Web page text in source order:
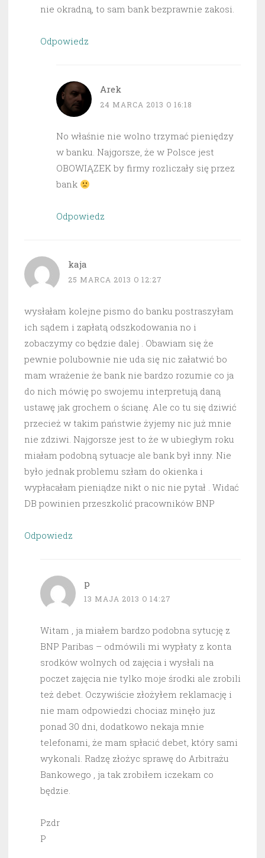
nie okradną, to sam bank bezprawnie zakosi.
Odpowiedz
Arek
24 MARCA 2013 O 16:18
No właśnie nie wolno trzymać pieniędzy
w banku. Najgorsze, że w Polsce jest
OBOWIĄZEK by firmy rozliczały się przez
bank
Odpowiedz
kaja
25 MARCA 2013 O 12:27
wysłałam kolejne pismo do banku postraszyłam
ich sądem i zapłatą odszkodowania no i
zobaczymy co będzie dalej . Obawiam się że
pewnie polubownie nie uda się nic załatwić bo
mam wrażenie że bank nie bardzo rozumie co ja
do nich mówię po swojemu interpretują daną
ustawę jak grochem o ścianę. Ale co tu się dziwić
przecież w takim państwie żyjemy nic już mnie
nie zdziwi. Najgorsze jest to że w ubiegłym roku
miałam podobną sytuacje ale bank był inny. Nie
było jednak problemu szłam do okienka i
wypłacałam pieniądze nikt o nic nie pytał . Widać
DB powinien przeszkolić pracowników BNP
Odpowiedz
p
13 MAJA 2013 O 14:27
Witam , ja miałem bardzo podobna sytucję z
BNP Paribas – odmówili mi wypłaty z konta
srodków wolnych od zajęcia i wysłali na
poczet zajęcia nie tylko moje środki ale zrobili
też debet. Oczywiście złożyłem reklamację i
nie mam odpowiedzi chociaz minęło juz
ponad 30 dni, dodatkowo nekaja mnie
telefonami, że mam spłacić debet, który sami
wykonali. Radzę złożyc sprawę do Arbitrażu
Bankowego , ja tak zrobiłem iczekam co
będzie.
Pzdr
P